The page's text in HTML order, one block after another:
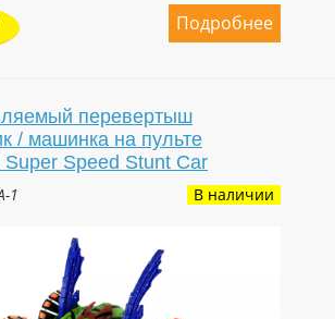
Подробнее
перевертыш
/ машинка на пульте
Speed Stunt Car
1 В наличии